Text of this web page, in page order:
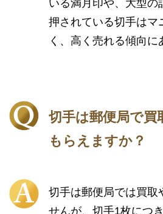
いる満月印や、大型の
押されている切手はマ
く、高く売れる傾向に
切手は郵便局で買
もらえますか？
切手は郵便局では買取
せんが、切手1枚につ